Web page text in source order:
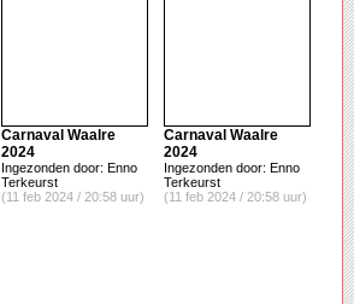
Carnaval Waalre
2024
Ingezonden door: Enno
Terkeurst
(11 feb 2024 / 20:58 uur)
Carnaval Waalre
2024
Ingezonden door: Enno
Terkeurst
(11 feb 2024 / 20:58 uur)